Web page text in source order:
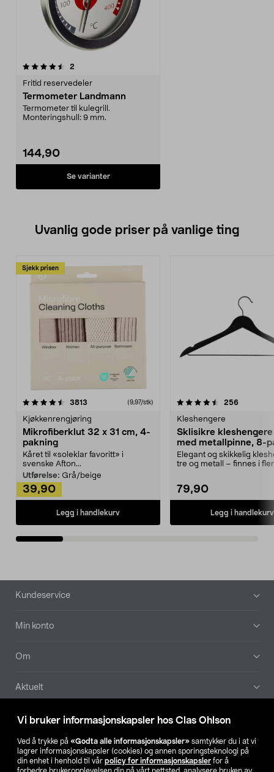
Vi bruker informasjonskapsler hos Clas Ohlson
Ved å trykke på «Godta alle informasjonskapsler» samtykker du i at vi
lagrer informasjonskapsler (cookies) og annen sporingsteknologi på
din enhet i henhold til vår policy for informasjonskapsler for å
2
Fritid reservedeler
Termometer Landmann
Termometer til kulegrill.
Monteringshull: 9 mm.
144,90
Se varianter
Uvanlig gode priser på vanlige ting
Sjekk prisen
3813 anmeldelser(9,97/stk)
Kjøkkenrengjøring
Mikrofiberklut 32 x 31 cm, 4-
pakning
Kåret til «soleklar favoritt» i
svenske Afton...
Utførelse: Grå/beige
39,90
Legg i handlekurv
4.5av 5 stjerner 256
Kleshengere
Sklisikre
med metallpinne, 8-
Elegant og skikkelig
tre og metall – finnes i
79,90
Legg i handlekurv
4.5av 5 stjerner
Bunntekst
Kundeservice
Min konto
Om
Aktuelt
Våre selskaper
Finn din butikk